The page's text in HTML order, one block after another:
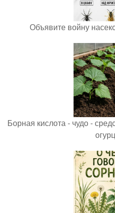
Объявите войну
Борная кислота - чудо -